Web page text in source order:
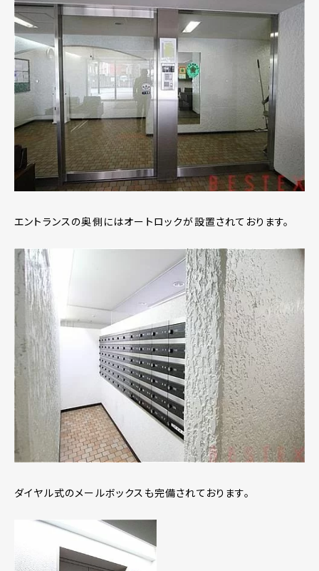
エントランスの奥側にはオートロックが設置されております。
ダイヤル式のメールボックスも完備されております。